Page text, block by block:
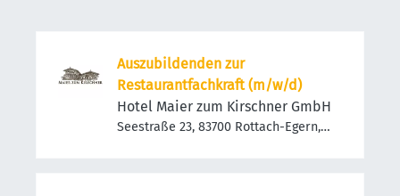
Auszubildenden zur
Restaurantfachkraft (m/w/d)
Hotel Maier zum Kirschner GmbH
Seestraße 23, 83700 Rottach-Egern,